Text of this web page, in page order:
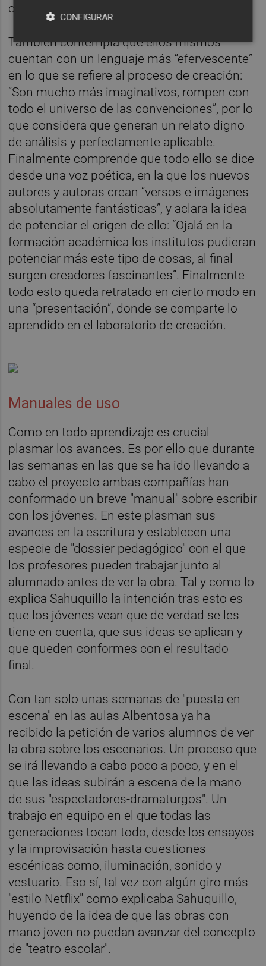
contarlo.
También contempla que ellos mismos
cuentan con un lenguaje más “efervescente”
en lo que se refiere al proceso de creación:
“Son mucho más imaginativos, rompen con
todo el universo de las convenciones”, por lo
que considera que generan un relato digno
de análisis y perfectamente aplicable.
Finalmente comprende que todo ello se dice
desde una voz poética, en la que los nuevos
autores y autoras crean “versos e imágenes
absolutamente fantásticas”, y aclara la idea
de potenciar el origen de ello: “Ojalá en la
formación académica los institutos pudieran
potenciar más este tipo de cosas, al final
surgen creadores fascinantes”. Finalmente
todo esto queda retratado en cierto modo en
una “presentación”, donde se comparte lo
aprendido en el laboratorio de creación.
Manuales de uso
Como en todo aprendizaje es crucial
plasmar los avances. Es por ello que durante
las semanas en las que se ha ido llevando a
cabo el proyecto ambas compañías han
conformado un breve "manual" sobre escribir
con los jóvenes. En este plasman sus
avances en la escritura y establecen una
especie de "dossier pedagógico" con el que
los profesores pueden trabajar junto al
alumnado antes de ver la obra. Tal y como lo
explica Sahuquillo la intención tras esto es
que los jóvenes vean que de verdad se les
tiene en cuenta, que sus ideas se aplican y
que queden conformes con el resultado
final.
Con tan solo unas semanas de "puesta en
escena" en las aulas Albentosa ya ha
recibido la petición de varios alumnos de ver
la obra sobre los escenarios. Un proceso que
se irá llevando a cabo poco a poco, y en el
que las ideas subirán a escena de la mano
de sus "espectadores-dramaturgos". Un
trabajo en equipo en el que todas las
generaciones tocan todo, desde los ensayos
y la improvisación hasta cuestiones
escénicas como, iluminación, sonido y
vestuario. Eso sí, tal vez con algún giro más
"estilo Netflix" como explicaba Sahuquillo,
huyendo de la idea de que las obras con
mano joven no puedan avanzar del concepto
de "teatro escolar".
CONFIGURAR